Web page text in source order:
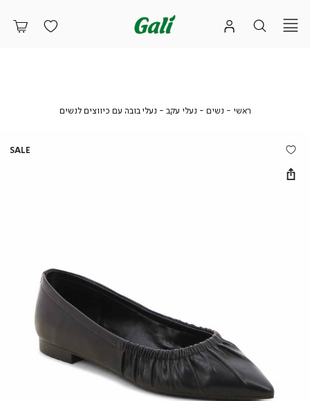
ראשי ראשי
נשים נשים
נעלי עקב נעלינעלי בובה עם כיווצים לנשיםנעלי
SALE